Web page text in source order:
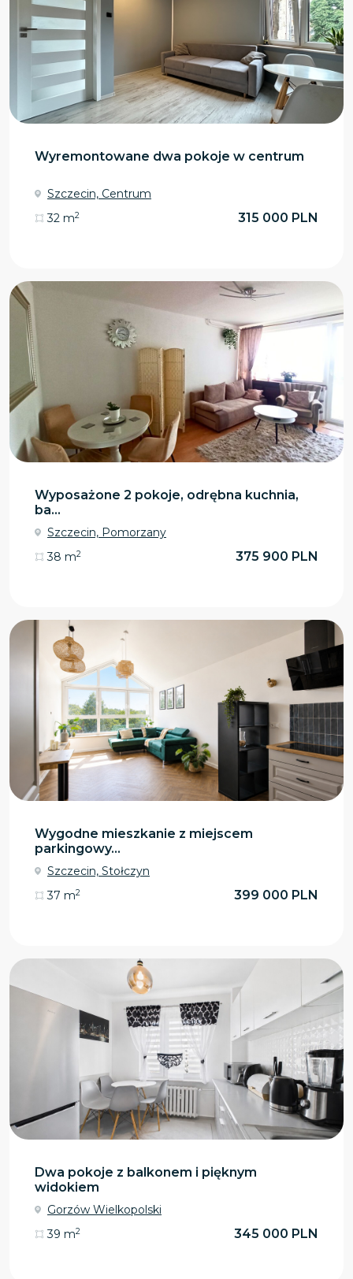
Wyremontowane dwa pokoje w centrum
Szczecin, Centrum
32 m2 315 000 PLN
Wyposażone 2 pokoje, odrębna kuchnia,
ba...
Szczecin, Pomorzany
38 m2 375 900 PLN
Wygodne mieszkanie z miejscem
parkingowy...
Szczecin, Stołczyn
37 m2 399 000 PLN
Dwa pokoje z balkonem i pięknym
widokiem
Gorzów Wielkopolski
39 m2 345 000 PLN